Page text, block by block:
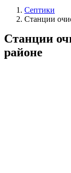
Септики
Станции
Станции
районе